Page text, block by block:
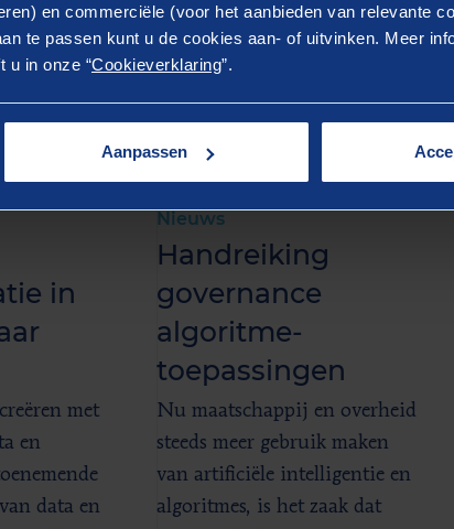
en commerciële (voor het aanbieden van relevante
te passen kunt u de cookies aan- of uitvinken. Meer
u in onze “Cookieverklaring”.
Aanpassen
in
met
en
data en
Nieuws
Handreiking
governance
algoritme­
toepassingen
Nu maatschappij en overheid
steeds meer gebruik maken
van artificiële intelligentie en
algoritmes, is het zaak dat